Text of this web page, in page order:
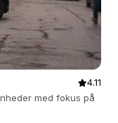
4.11
med fokus på